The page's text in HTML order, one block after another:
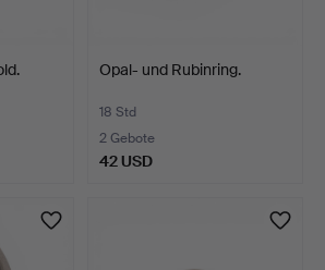
Opal- und Rubinring.
18 Std
2 Gebote
42 USD